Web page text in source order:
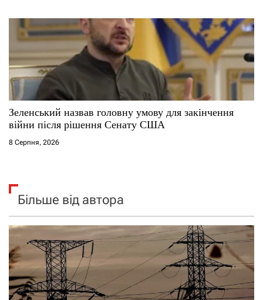
Зеленський назвав головну умову для закінчення
війни після рішення Сенату США
8 Серпня, 2026
Більше від автора